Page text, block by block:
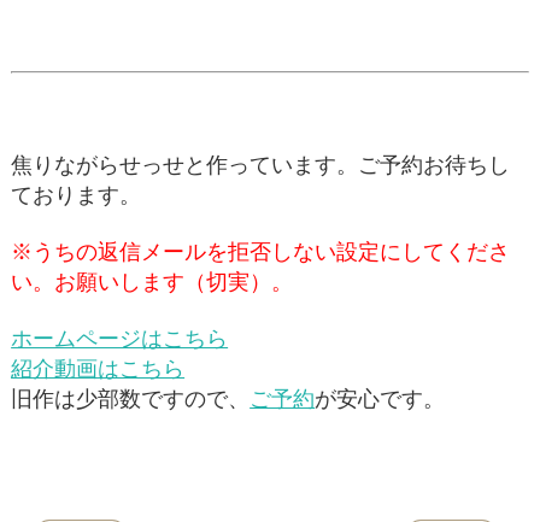
焦りながらせっせと作っています。ご予約お待ちし
ております。
※うちの返信メールを拒否しない設定にしてくださ
い。お願いします（切実）。
ホームページはこちら
紹介動画はこちら
旧作は少部数ですので、 ご予約が安心です。